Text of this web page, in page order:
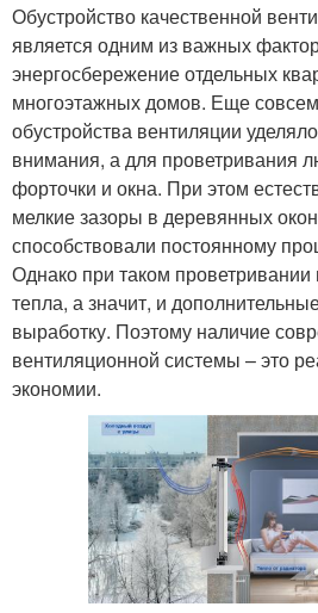
Обустройство качественной
является одним из важных
энергосбережение отдельных
многоэтажных домов. Еще
обустройства вентиляции
внимания, а для проветривания
форточки и окна. При этом
мелкие зазоры в деревянных
способствовали постоянному
Однако при таком
тепла, а значит, и
выработку. Поэтому наличие
вентиляционной системы – это
экономии.